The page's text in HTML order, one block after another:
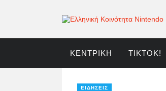
ΚΕΝΤΡΙΚΉ TIKTOK!
ΕΙΔΉΣΕΙΣ